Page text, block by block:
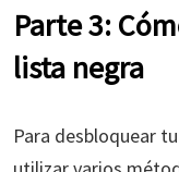
Parte 3:
lista negra
Para desbloquear